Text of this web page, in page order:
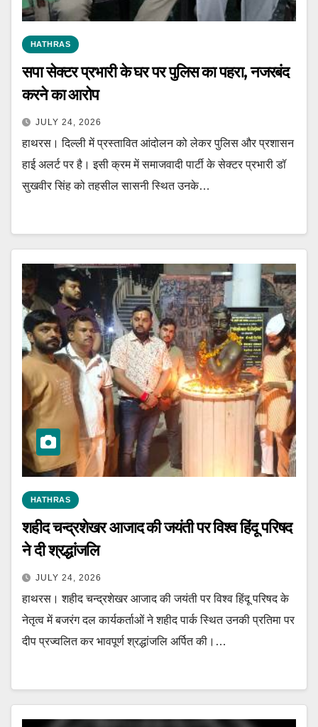
HATHRAS
सपा सेक्टर प्रभारी के घर पर पुलिस का पहरा, नजरबंद
करने का आरोप
JULY 24, 2026
हाथरस। दिल्ली में प्रस्तावित आंदोलन को लेकर पुलिस और प्रशासन
हाई अलर्ट पर है। इसी क्रम में समाजवादी पार्टी के सेक्टर प्रभारी डॉ
सुखवीर सिंह को तहसील सासनी स्थित उनके…
HATHRAS
शहीद चन्द्रशेखर आजाद की जयंती पर विश्व हिंदू परिषद
ने दी श्रद्धांजलि
JULY 24, 2026
हाथरस। शहीद चन्द्रशेखर आजाद की जयंती पर विश्व हिंदू परिषद के
नेतृत्व में बजरंग दल कार्यकर्ताओं ने शहीद पार्क स्थित उनकी प्रतिमा पर
दीप प्रज्वलित कर भावपूर्ण श्रद्धांजलि अर्पित की।…